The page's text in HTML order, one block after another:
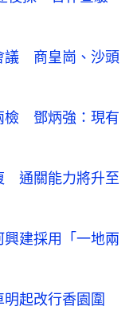
議 商皇崗、沙頭
檢 鄧炳強：現有
通關能力將升至
建採用「一地兩
明起改行香園圍